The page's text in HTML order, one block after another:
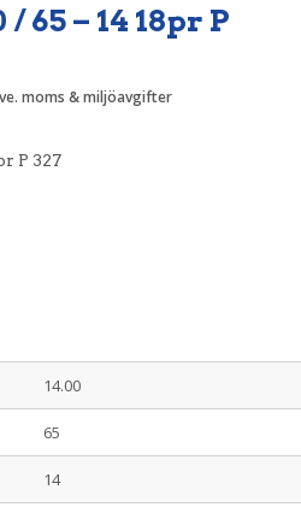
65 – 14 18pr P
moms & miljöavgifter
P 327
14.00
65
14